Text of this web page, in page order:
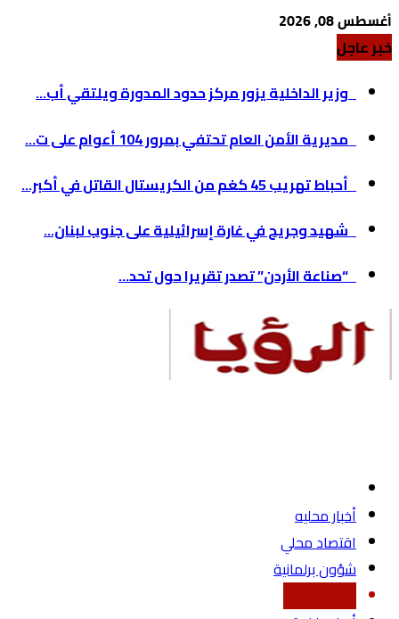
أغسطس 08, 2026
خبر عاجل
وزير الداخلية يزور مركز حدود المدورة ويلتقي أب...
مديرية الأمن العام تحتفي بمرور 104 أعوام على ت...
أحباط تهريب 45 كغم من الكريستال القاتل في أكبر...
شهيد وجريح في غارة إسرائيلية على جنوب لبنان...
“صناعة الأردن” تصدر تقريرا حول تحد...
أخبار محليه
اقتصاد محلي
شؤون برلمانية